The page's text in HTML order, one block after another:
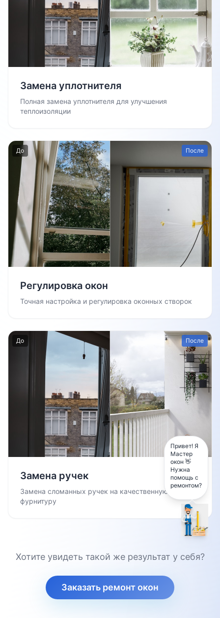
Замена уплотнителя
Полная замена уплотнителя для улучшения
теплоизоляции
До После
Регулировка окон
Точная настройка и регулировка оконных створок
До После
Замена ручек
Замена сломанных ручек на качественную
фурнитуру
Хотите увидеть такой же результат у себя?
Заказать ремонт окон
Привет! Я
Мастер
окон 👋
Нужна
помощь с
ремонтом?